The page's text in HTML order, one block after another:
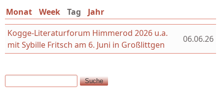
Monat Week Tag (aktiver Reiter)
Jahr
Kogge-Literaturforum Himmerod 2026 u.a.
mit Sybille Fritsch am 6. Juni in Großlittgen
06.06.26
Suchformular
Suche